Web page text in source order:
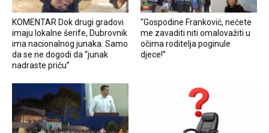
KOMENTAR Dok drugi gradovi
imaju lokalne šerife, Dubrovnik
ima nacionalnog junaka. Samo
da se ne dogodi da “junak
nadraste priču”
“Gospodine Franković, nećete
me zavaditi niti omalovažiti u
očima roditelja poginule
djece!”